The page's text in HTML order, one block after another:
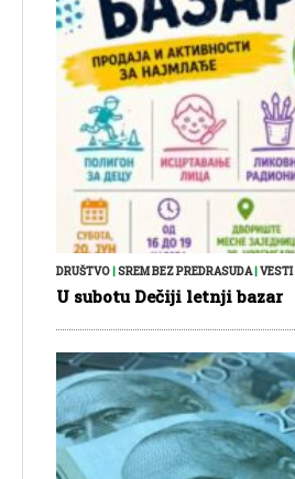
DRUŠTVO SREM BEZ PREDRASUDA| VESTI|
U subotu Dečiji letnji bazar